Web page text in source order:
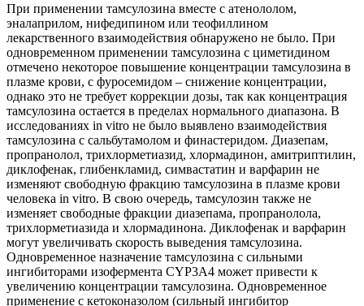
При применении тамсулозина вместе с атенололом,
эналаприлом, нифедипином или теофиллином
лекарственного взаимодействия обнаружено не было. При
одновременном применении тамсулозина с циметидином
отмечено некоторое повышение концентрации тамсулозина в
плазме крови, с фуросемидом – снижение концентрации,
однако это не требует коррекции дозы, так как концентрация
тамсулозина остается в пределах нормального диапазона. В
исследованиях in vitro не было выявлено взаимодействия
тамсулозина с сальбутамолом и финастеридом. Диазепам,
пропранолол, трихлорметиазид, хлормадинон, амитриптилин,
диклофенак, глибенкламид, симвастатин и варфарин не
изменяют свободную фракцию тамсулозина в плазме крови
человека in vitro. В свою очередь, тамсулозин также не
изменяет свободные фракции диазепама, пропранолола,
трихлорметиазида и хлормадинона. Диклофенак и варфарин
могут увеличивать скорость выведения тамсулозина.
Одновременное назначение тамсулозина с сильными
ингибиторами изофермента CYP3A4 может привести к
увеличению концентрации тамсулозина. Одновременное
применение с кетоконазолом (сильный ингибитор